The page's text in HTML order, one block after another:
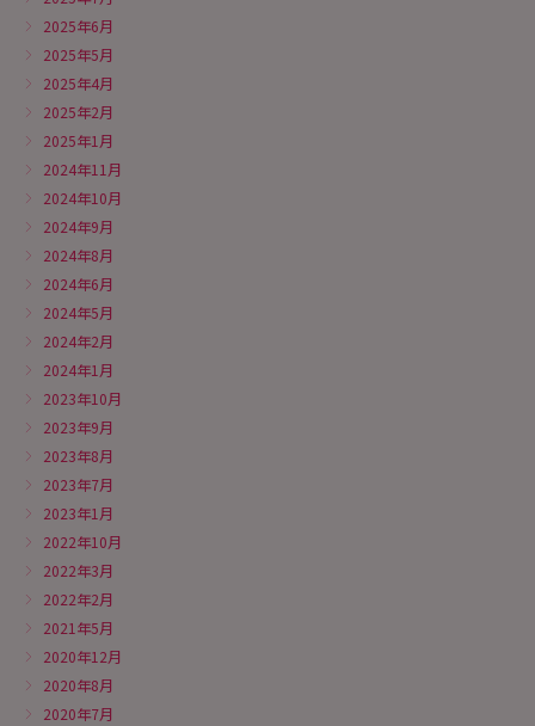
2025年6月
2025年5月
2025年4月
2025年2月
2025年1月
2024年11月
2024年10月
2024年9月
2024年8月
2024年6月
2024年5月
2024年2月
2024年1月
2023年10月
2023年9月
2023年8月
2023年7月
2023年1月
2022年10月
2022年3月
2022年2月
2021年5月
2020年12月
2020年8月
2020年7月